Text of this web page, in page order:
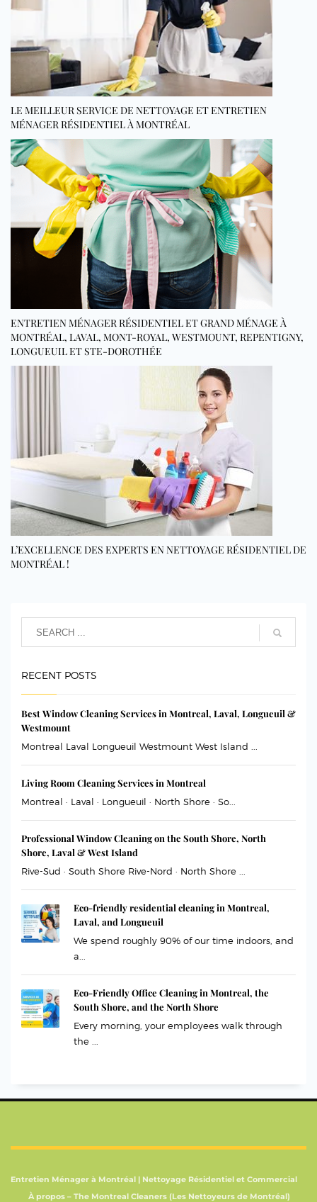
LE MEILLEUR SERVICE DE NETTOYAGE ET ENTRETIEN
MÉNAGER RÉSIDENTIEL À MONTRÉAL
ENTRETIEN MÉNAGER RÉSIDENTIEL ET GRAND MÉNAGE À
MONTRÉAL, LAVAL, MONT-ROYAL, WESTMOUNT, REPENTIGNY,
LONGUEUIL ET STE-DOROTHÉE
L’EXCELLENCE DES EXPERTS EN NETTOYAGE RÉSIDENTIEL DE
MONTRÉAL !
RECENT POSTS
Best Window Cleaning Services in Montreal, Laval, Longueuil &
Westmount
Montreal Laval Longueuil Westmount West Island ...
Living Room Cleaning Services in Montreal
Montreal · Laval · Longueuil · North Shore · So...
Professional Window Cleaning on the South Shore, North
Shore, Laval & West Island
Rive-Sud · South Shore Rive-Nord · North Shore ...
Eco-friendly residential cleaning in Montreal,
Laval, and Longueuil
We spend roughly 90% of our time indoors, and
a...
Eco-Friendly Office Cleaning in Montreal, the
South Shore, and the North Shore
Every morning, your employees walk through
the ...
Entretien Ménager à Montréal | Nettoyage Résidentiel et Commercial
À propos – The Montreal Cleaners (Les Nettoyeurs de Montréal)